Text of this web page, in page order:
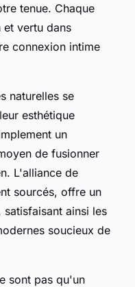
tenue. Chaque
vertu dans
connexion intime
naturelles se
esthétique
un
de fusionner
L'alliance de
sourcés, offre un
ainsi les
soucieux de
sont pas qu'un